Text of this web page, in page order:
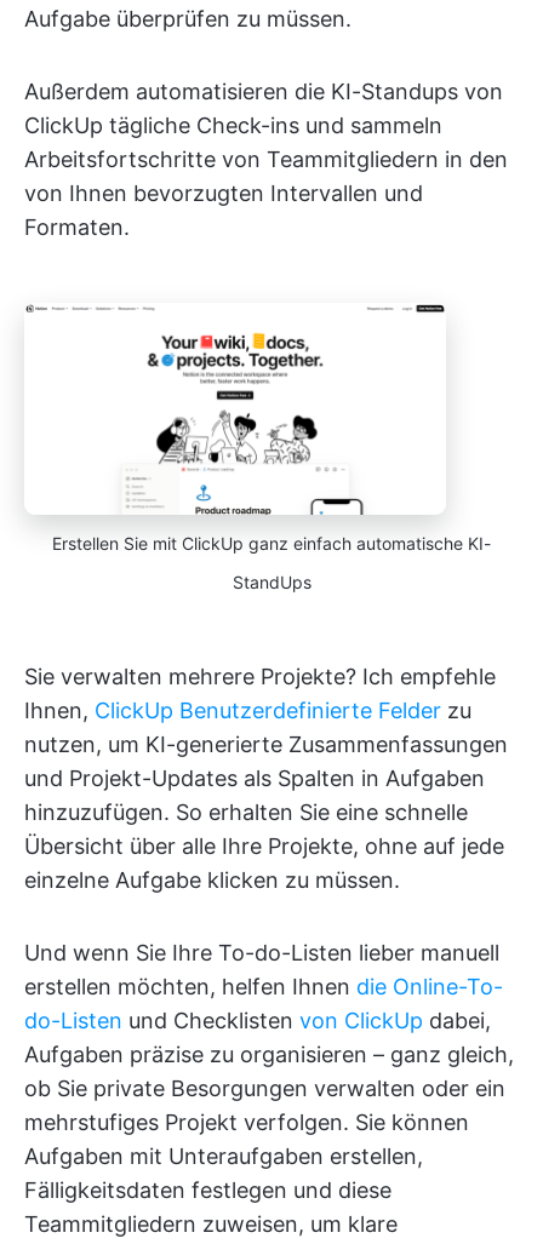
Aufgabe überprüfen zu müssen.
Außerdem automatisieren die KI-Standups von
ClickUp tägliche Check-ins und sammeln
Arbeitsfortschritte von Teammitgliedern in den
von Ihnen bevorzugten Intervallen und
Formaten.
Erstellen Sie mit ClickUp ganz einfach automatische KI-
StandUps
Sie verwalten mehrere Projekte? Ich empfehle
Ihnen, ClickUp Benutzerdefinierte Felder zu
nutzen, um KI-generierte Zusammenfassungen
und Projekt-Updates als Spalten in Aufgaben
hinzuzufügen. So erhalten Sie eine schnelle
Übersicht über alle Ihre Projekte, ohne auf jede
einzelne Aufgabe klicken zu müssen.
Und wenn Sie Ihre To-do-Listen lieber manuell
erstellen möchten, helfen Ihnen die Online-To-
do-Listen und Checklisten von ClickUp dabei,
Aufgaben präzise zu organisieren – ganz gleich,
ob Sie private Besorgungen verwalten oder ein
mehrstufiges Projekt verfolgen. Sie können
Aufgaben mit Unteraufgaben erstellen,
Fälligkeitsdaten festlegen und diese
Teammitgliedern zuweisen, um klare